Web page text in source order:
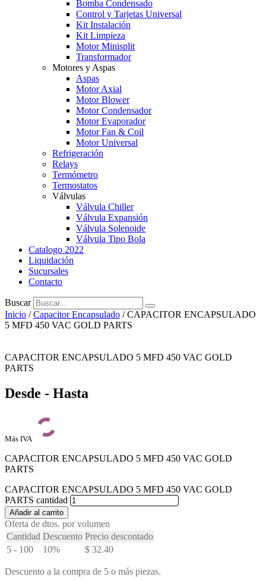
Bomba Condensado
Control y Tarjetas Universal
Kit Instalación
Kit Limpieza
Motor Minisplit
Transformador
Motores y Aspas
Aspas
Motor Axial
Motor Blower
Motor Condensador
Motor Evaporador
Motor Fan & Coil
Motor Universal
Refrigeración
Relays
Termómetro
Termostatos
Válvulas
Válvula Chiller
Válvula Expansión
Válvula Solenoide
Válvula Tipo Bola
Catalogo 2022
Liquidación
Sucursales
Contacto
Buscar
Inicio /Capacitor Encapsulado / CAPACITOR ENCAPSULADO
5 MFD 450 VAC GOLD PARTS
CAPACITOR ENCAPSULADO 5 MFD 450 VAC GOLD
PARTS
Desde - Hasta
Más IVA
CAPACITOR ENCAPSULADO 5 MFD 450 VAC GOLD
PARTS
CAPACITOR ENCAPSULADO 5 MFD 450 VAC GOLD
PARTS cantidad
Añadir al carrito
Oferta de dtos. por volumen
Cantidad Descuento Precio descontado
5 - 100
10% $ 32.40
Descuento a la compra de 5 o más piezas.